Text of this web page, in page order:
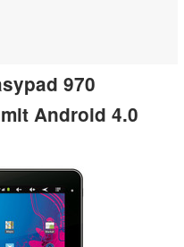
970
Android 4.0